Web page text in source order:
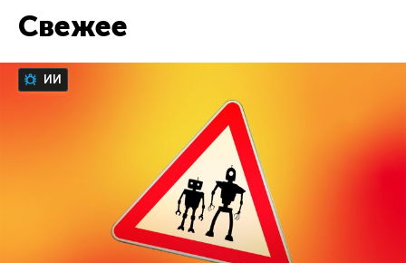
Свежее
ИИ